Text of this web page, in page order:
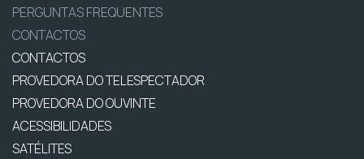
PERGUNTAS FREQUENTES
CONTACTOS
CONTACTOS
PROVEDORA DO TELESPECTADOR
PROVEDORA DO OUVINTE
ACESSIBILIDADES
SATÉLITES